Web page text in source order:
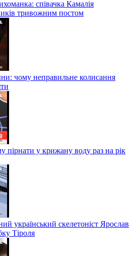
співачка Камалія
тривожним постом
чому неправильне колисання
пірнати у крижану воду раз на рік
український скелетоніст Ярослав
Тіроля